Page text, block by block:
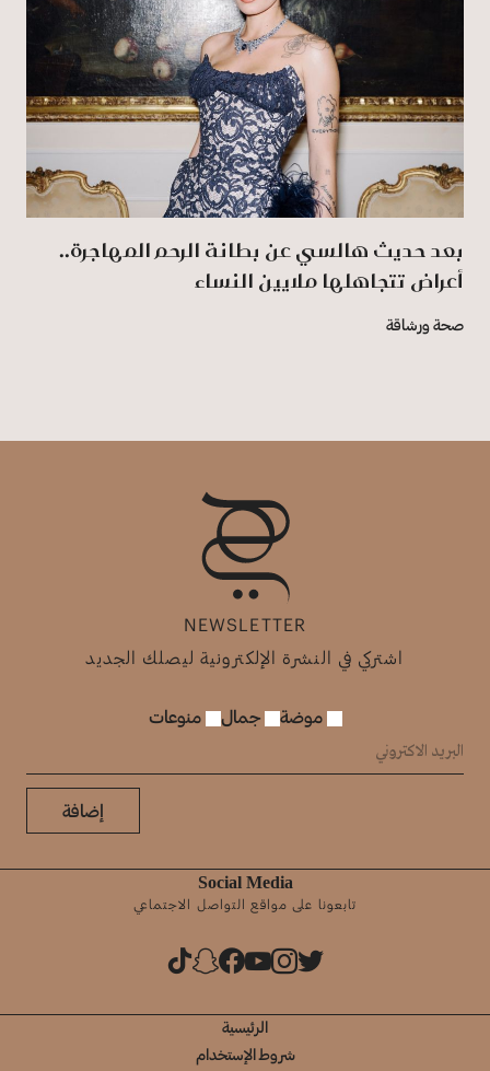
بعد حديث هالسي عن بطانة الرحم المهاجرة..
أعراض تتجاهلها ملايين النساء
صحة ورشاقة
NEWSLETTER
اشتركي في النشرة الإلكترونية ليصلك الجديد
موضة جمال منوعات
إضافة
Social Media
تابعونا على مواقع التواصل الاجتماعي
الرئيسية
شروط الإستخدام